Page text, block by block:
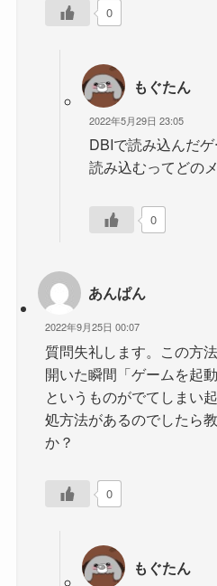
0
もぐたん
2022年5月29日 23:05
DBIで読み込んだ
読み込むってどの
0
あんぱん
2022年9月25日 00:07
質問失礼します。この方
開いた瞬間「ゲームを起
というものがでてしまい
処方法があるのでしたら
か？
0
もぐたん